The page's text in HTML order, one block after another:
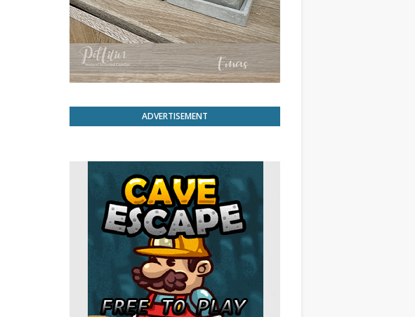
ADVERTISEMENT